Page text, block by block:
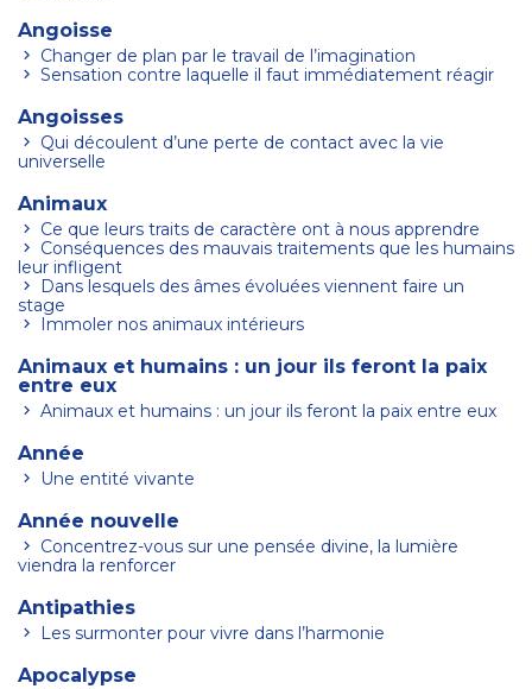
Angoisse
Changer de plan par le travail de l’imagination
Sensation contre laquelle il faut immédiatement réagir
Angoisses
universelle
Animaux
Ce que leurs traits de caractère ont à nous apprendre
leur infligent
stage
Immoler nos animaux intérieurs
Animaux et humains : un jour ils feront la paix
entre eux
Animaux et humains : un jour ils feront la paix entre eux
Année
Une entité vivante
Année nouvelle
viendra la renforcer
Antipathies
Les surmonter pour vivre dans l’harmonie
Apocalypse